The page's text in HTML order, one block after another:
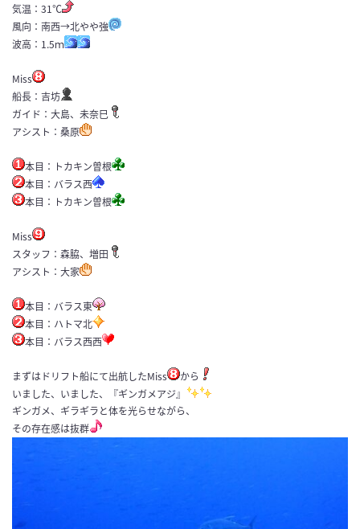
気温：31℃
風向：南西→北やや強
波高：1.5ｍ
Miss
船長：吉坊
ガイド：大島、未奈巳
アシスト：桑原
本目：トカキン曽根
本目：バラス西
本目：トカキン曽根
Miss
スタッフ：森脇、増田
アシスト：大家
本目：バラス東
本目：ハトマ北
本目：バラス西西
まずはドリフト船にて出航したMiss
から
いました、いました、『ギンガメアジ』
ギンガメ、ギラギラと体を光らせながら、
その存在感は抜群